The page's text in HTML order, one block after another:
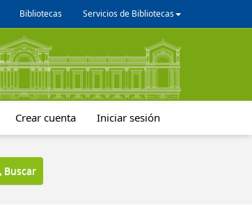
Bibliotecas Servicios de Bibliotecas
Crear cuenta Iniciar sesión
Buscar